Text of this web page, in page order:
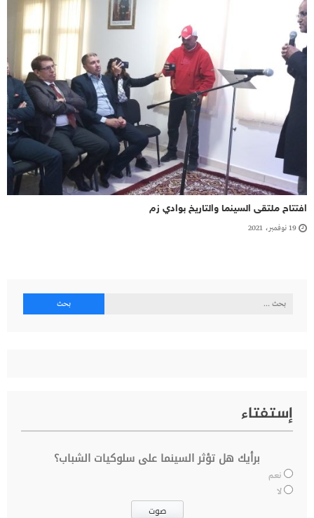
افتتاح ملتقى السينما والتاريخ بوادي زم
19 نوفمبر، 2021
البحث
إستفتاء
برأيك هل تؤثر السينما على سلوكيات الشباب؟
نعم
لا